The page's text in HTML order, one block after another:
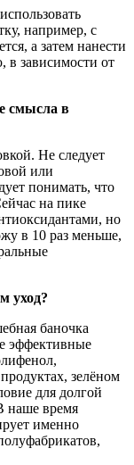
например, с
а затем нанести
зависимости от
смысла в
Не следует
или
понимать, что
на пике
но
в 10 раз меньше,
уход?
баночка
эффективные
зелёном
для долгой
наше время
именно